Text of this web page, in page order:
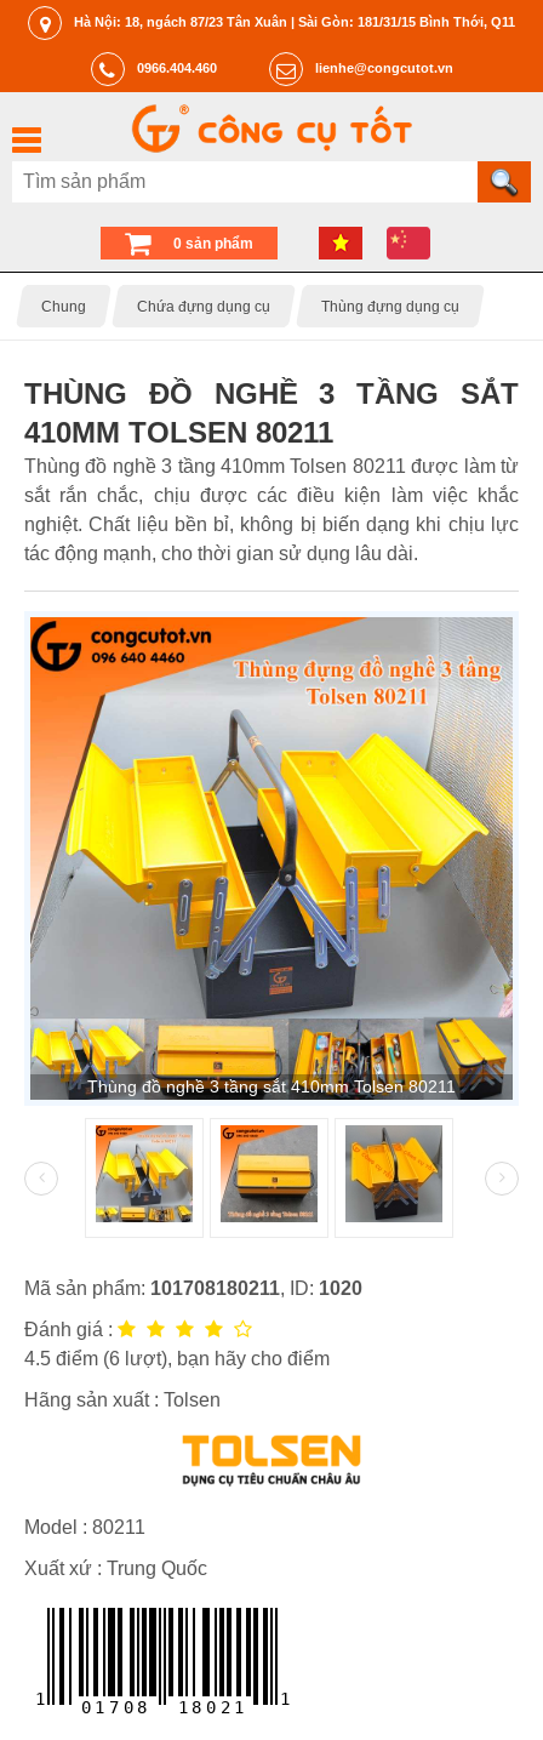
Hà Nội: 18, ngách 87/23 Tân Xuân | Sài Gòn: 181/31/15 Bình Thới, Q11
0966.404.460 lienhe@congcutot.vn
0 sản phẩm
Chung Chứa đựng dụng cụ Thùng đựng dụng cụ
THÙNG ĐỒ NGHỀ 3 TẦNG SẮT
410MM TOLSEN 80211
Thùng đồ nghề 3 tầng 410mm Tolsen 80211 được làm từ
sắt rắn chắc, chịu được các điều kiện làm việc khắc
nghiệt. Chất liệu bền bỉ, không bị biến dạng khi chịu lực
tác động mạnh, cho thời gian sử dụng lâu dài.
Thùng đồ nghề 3 tầng sắt 410mm Tolsen 80211
Mã sản phẩm: 101708180211, ID: 1020
Đánh giá :
4.5 điểm (6 lượt), bạn hãy cho điểm
Hãng sản xuất : Tolsen
Model : 80211
Xuất xứ : Trung Quốc
1 0 1 7 0 8 1 8 0 2 1 1